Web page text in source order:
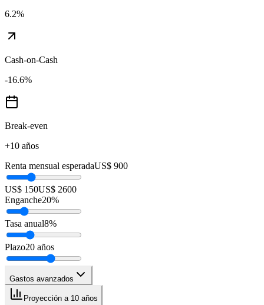
6.2%
Cash-on-Cash
-16.6%
Break-even
+10 años
Renta mensual esperadaUS$ 900
US$ 150US$ 2600
Enganche20%
Tasa anual8%
Plazo20 años
Gastos avanzados
Proyección a 10 años